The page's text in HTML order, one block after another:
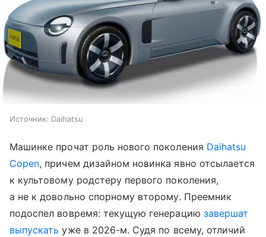
Источник: Daihatsu
Машинке прочат роль нового поколения Daihatsu
Copen, причем дизайном новинка явно отсылается
к культовому родстеру первого поколения,
а не к довольно спорному второму. Преемник
подоспел вовремя: текущую генерацию завершат
выпускать уже в 2026-м. Судя по всему, отличий